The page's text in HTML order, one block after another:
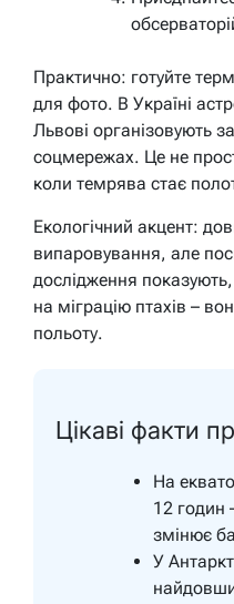
Практично: готуйте
для фото. В Україні
Львові організовують
соцмережах. Це не
коли темрява стає
Екологічний акцент:
випаровування, але
дослідження
на міграцію птахів –
польоту.
Цікаві факти
На
12 годин
змінює
У